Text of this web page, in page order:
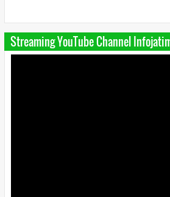
Streaming YouTube Channel